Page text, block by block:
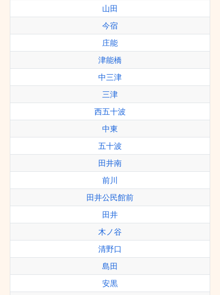
山田
今宿
庄能
津能橋
中三津
三津
西五十波
中東
五十波
田井南
前川
田井公民館前
田井
木ノ谷
清野口
島田
安黒